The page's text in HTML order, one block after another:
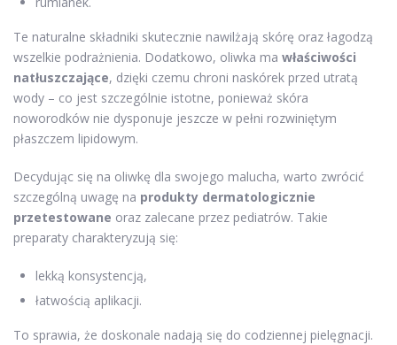
Te naturalne składniki skutecznie nawilżają skórę oraz łagodzą
wszelkie podrażnienia. Dodatkowo, oliwka ma właściwości
natłuszczające, dzięki czemu chroni naskórek przed utratą
wody – co jest szczególnie istotne, ponieważ skóra
noworodków nie dysponuje jeszcze w pełni rozwiniętym
płaszczem lipidowym.
Decydując się na oliwkę dla swojego malucha, warto zwrócić
szczególną uwagę na produkty dermatologicznie
przetestowane oraz zalecane przez pediatrów. Takie
preparaty charakteryzują się:
lekką konsystencją,
łatwością aplikacji.
To sprawia, że doskonale nadają się do codziennej pielęgnacji.